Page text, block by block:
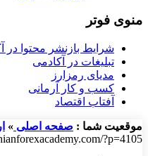
منوی فوتر
شرایط بازنشر محتوا در
تبلیغات در آکادمی
مدیای رمزارز
کسب و کار آرمانی
آفتاب اقتصاد
موقعیت شما : صفحه اصلی »
?p=4105